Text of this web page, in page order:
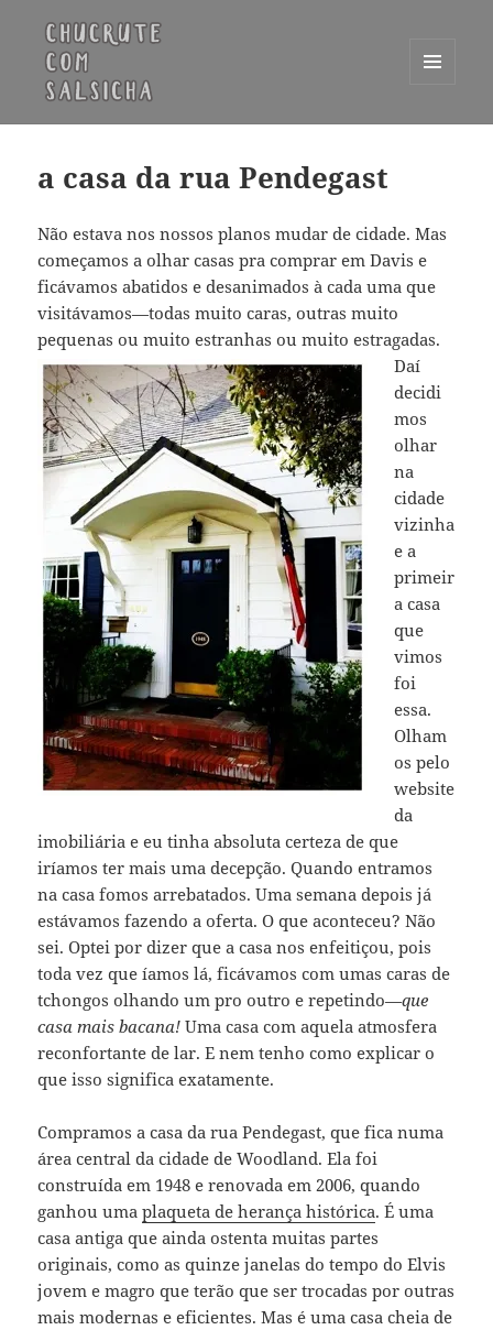
WIDGETS
a casa da rua Pendegast
Não estava nos nossos planos mudar de cidade. Mas
começamos a olhar casas pra comprar em Davis e
ficávamos abatidos e desanimados à cada uma que
visitávamos—todas muito caras, outras muito
pequenas ou muito estranhas oumuito estragadas.
Daí
decidi
mos
olhar
na
cidade
vizinha
e a
primeir
a casa
que
vimos
foi
essa.
Olham
os pelo
website
da
imobiliária e eu tinha absoluta certeza de que
iríamos ter mais uma decepção. Quando entramos
na casa fomos arrebatados. Uma semana depois já
estávamos fazendo a oferta. O que aconteceu? Não
sei. Optei por dizer que a casa nos enfeitiçou, pois
toda vez que íamos lá, ficávamos com umas caras de
tchongos olhando um pro outro e repetindo—que
casa mais bacana! Uma casa com aquela atmosfera
reconfortante de lar. E nem tenho como explicar o
que isso significa exatamente.
Compramos a casa da rua Pendegast, que fica numa
área central da cidade de Woodland. Ela foi
construída em 1948 e renovada em 2006, quando
ganhou umaplaqueta de herança histórica. É uma
casa antiga que ainda ostenta muitas partes
originais, como as quinze janelas do tempo do Elvis
jovem e magro que terão que ser trocadas por outras
mais modernas e eficientes. Mas é uma casa cheia de